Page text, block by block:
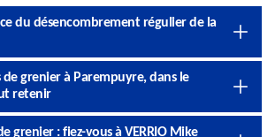
du désencombrement régulier de la
de grenier à Parempuyre, dans le
retenir
grenier : fiez-vous à VERRIO Mike